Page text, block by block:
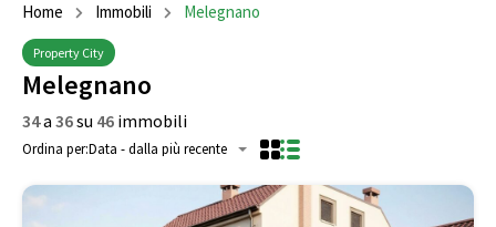
Home Immobili Melegnano
Property City
Melegnano
34a 36su 46 immobili
Ordina per:Data - dalla più recente